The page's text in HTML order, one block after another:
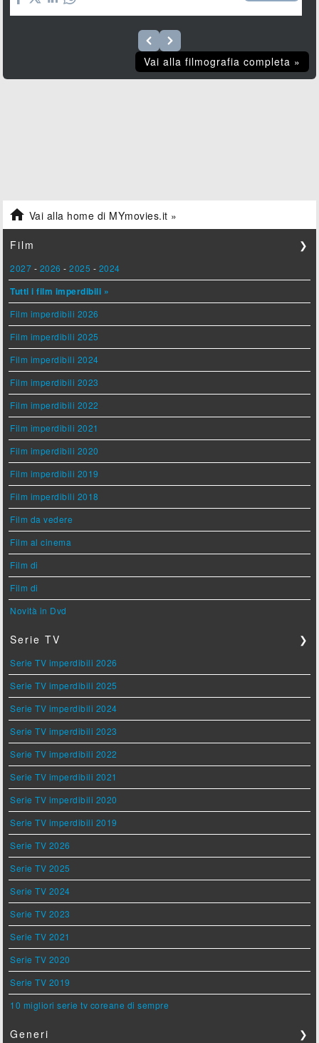
Vai alla filmografia completa »
 Vai alla home di MYmovies.it »
Film ❯
2027 - 2026 -2025 - 2024
Tutti i film imperdibili »
Film imperdibili 2026
Film imperdibili 2025
Film imperdibili 2024
Film imperdibili 2023
Film imperdibili 2022
Film imperdibili 2021
Film imperdibili 2020
Film imperdibili 2019
Film imperdibili 2018
Film da vedere
Film al cinema
Film di
Film di
Novità in Dvd
Serie TV ❯
Serie TV imperdibili 2026
Serie TV imperdibili 2025
Serie TV imperdibili 2024
Serie TV imperdibili 2023
Serie TV imperdibili 2022
Serie TV imperdibili 2021
Serie TV imperdibili 2020
Serie TV imperdibili 2019
Serie TV 2026
Serie TV 2025
Serie TV 2024
Serie TV 2023
Serie TV 2021
Serie TV 2020
Serie TV 2019
10 migliori serie tv coreane di sempre
Generi ❯